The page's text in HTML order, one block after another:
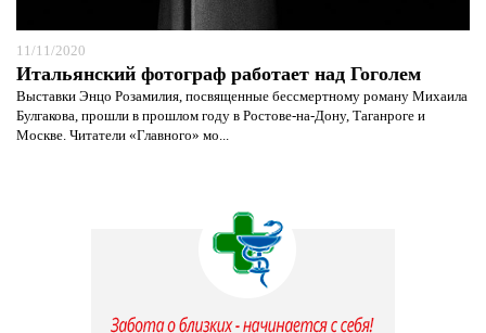
11/11/2020
Итальянский фотограф работает над Гоголем
Выставки Энцо Розамилия, посвященные бессмертному роману Михаила
Булгакова, прошли в прошлом году в Ростове-на-Дону, Таганроге и
Москве. Читатели «Главного» мо...